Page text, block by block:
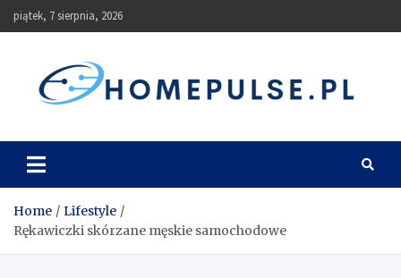
Skip
to
piątek, 7 sierpnia, 2026
homepulse.pl
Home
Lifestyle
Rękawiczki skórzane męskie samochodowe